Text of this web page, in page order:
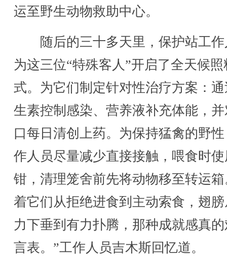
运至野生动物救助中心。
随后的三十多天里，保护站工作
为这三位“特殊客人”开启了全天候照
式。为它们制定针对性治疗方案：
生素控制感染、营养液补充体能，
口每日清创上药。为保持猛禽的野
作人员尽量减少直接接触，喂食时
钳，清理笼舍前先将动物移至转运箱
着它们从拒绝进食到主动索食，翅
力下垂到有力扑腾，那种成就感真
言表。”工作人员吉木斯回忆道。